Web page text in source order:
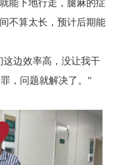
能下地行走，腿麻的症
不算太长，预计后期能
这边效率高，没让我干
，问题就解决了。”